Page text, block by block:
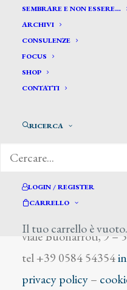
SEMBRARE E NON ESSERE…
ARCHIVI
CONSULENZE
FOCUS
SHOP
CONTATTI
RICERCA
LOGIN / REGISTER
CARRELLO
Il tuo carrello è vuoto.
Wingate L.
viale Buonarroti, 9 –
tel +39 0584 54354
privacy policy–